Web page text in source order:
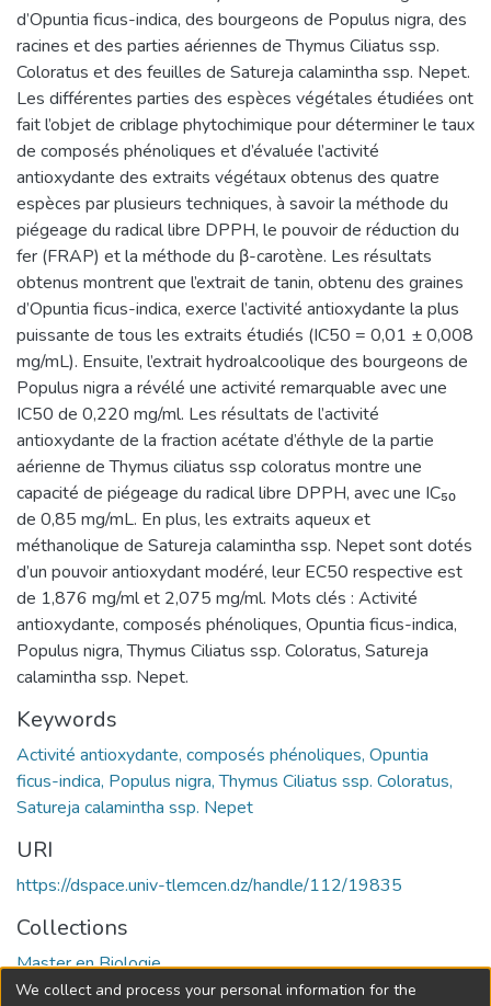
d’Opuntia ficus-indica, des bourgeons de Populus nigra, des
racines et des parties aériennes de Thymus Ciliatus ssp.
Coloratus et des feuilles de Satureja calamintha ssp. Nepet.
Les différentes parties des espèces végétales étudiées ont
fait l’objet de criblage phytochimique pour déterminer le taux
de composés phénoliques et d’évaluée l’activité
antioxydante des extraits végétaux obtenus des quatre
espèces par plusieurs techniques, à savoir la méthode du
piégeage du radical libre DPPH, le pouvoir de réduction du
fer (FRAP) et la méthode du β-carotène. Les résultats
obtenus montrent que l’extrait de tanin, obtenu des graines
d’Opuntia ficus-indica, exerce l’activité antioxydante la plus
puissante de tous les extraits étudiés (IC50 = 0,01 ± 0,008
mg/mL). Ensuite, l’extrait hydroalcoolique des bourgeons de
Populus nigra a révélé une activité remarquable avec une
IC50 de 0,220 mg/ml. Les résultats de l’activité
antioxydante de la fraction acétate d’éthyle de la partie
aérienne de Thymus ciliatus ssp coloratus montre une
capacité de piégeage du radical libre DPPH, avec une IC₅₀
de 0,85 mg/mL. En plus, les extraits aqueux et
méthanolique de Satureja calamintha ssp. Nepet sont dotés
d’un pouvoir antioxydant modéré, leur EC50 respective est
de 1,876 mg/ml et 2,075 mg/ml. Mots clés : Activité
antioxydante, composés phénoliques, Opuntia ficus-indica,
Populus nigra, Thymus Ciliatus ssp. Coloratus, Satureja
calamintha ssp. Nepet.
Keywords
Activité antioxydante, composés phénoliques, Opuntia
ficus-indica, Populus nigra, Thymus Ciliatus ssp. Coloratus,
Satureja calamintha ssp. Nepet
URI
https://dspace.univ-tlemcen.dz/handle/112/19835
Collections
Master en Biologie
We collect and process your personal information for the